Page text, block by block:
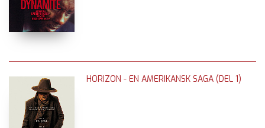
HORIZON - EN AMERIKANSK SAGA (DEL 1)